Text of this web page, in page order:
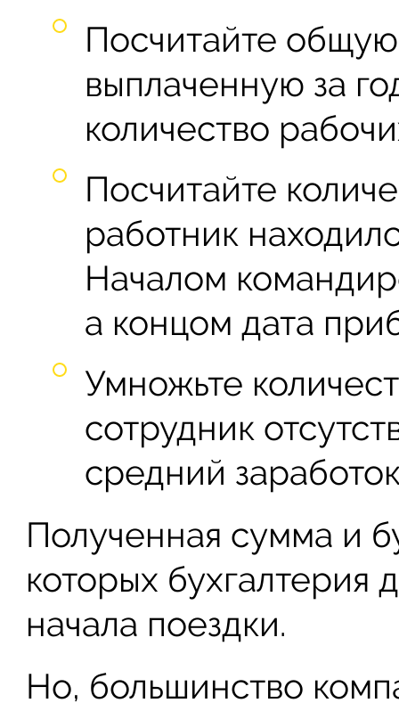
Посчитайте
выплаченную за
количество
Посчитайте
работник
Началом
а концом дата
Умножьте
сотрудник
средний
Полученная сумма и
которых
начала поездки.
Но, большинство